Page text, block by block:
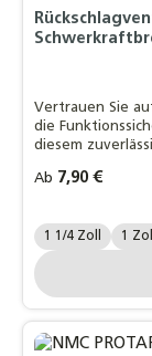
Vertrauen Sie
die
diesem
Regulärer Preis:
Ab 7,90 €
Zollgröße.:
1 1/4 Zoll 1 Zoll